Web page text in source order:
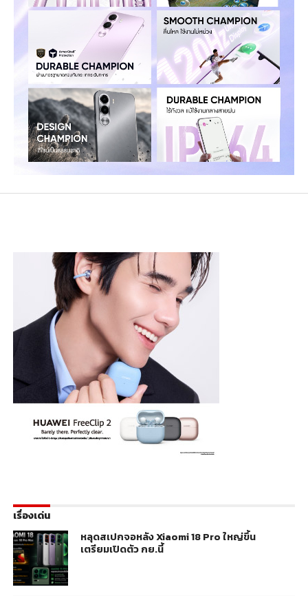
เรื่องเด่น
หลุดสเปกจอหลัง Xiaomi 18 Pro ใหญ่ขึ้น
เตรียมเปิดตัว กย.นี้